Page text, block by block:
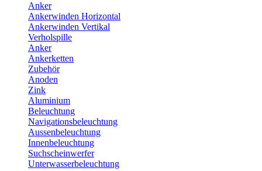
Anker
Ankerwinden Horizontal
Ankerwinden Vertikal
Verholspille
Anker
Ankerketten
Zubehör
Anoden
Zink
Aluminium
Beleuchtung
Navigationsbeleuchtung
Aussenbeleuchtung
Innenbeleuchtung
Suchscheinwerfer
Unterwasserbeleuchtung